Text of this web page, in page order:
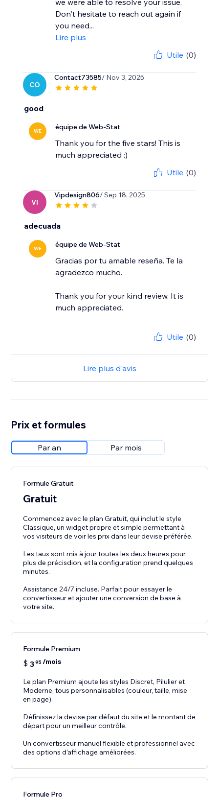
we were able to resolve your issue.
Don't hesitate to reach out again if
you need...
Lire plus
Utile (0)
CO
Contact73585/ Nov 3, 2025
good
WE équipe de Web-Stat
Thank you for the five stars! This is
much appreciated :)
Utile (0)
VI
Vipdesign806/ Sep 18, 2025
adecuada
WE équipe de Web-Stat
Gracias por tu amable reseña. Te la
agradezco mucho.
Thank you for your kind review. It is
much appreciated.
Utile (0)
Lire plus d'avis
Prix et formules
Par an Par mois
Formule Gratuit
Gratuit
Commencez avec le plan Gratuit, qui inclut le style
Classique, un widget propre et simple permettant à
vos visiteurs de voir les prix dans leur devise préférée.
Les taux sont mis à jour toutes les deux heures pour
plus de précisdion, et la configuration prend quelques
minutes.
Assistance 24/7 incluse. Parfait pour essayer le
convertisseur et ajouter une conversion de base à
votre site.
Formule Premium
$ 395/mois
Le plan Premium ajoute les styles Discret, Pilulier et
Moderne, tous personnalisables (couleur, taille, mise
en page).
Définissez la devise par défaut du site et le montant de
départ pour un meilleur contrôle.
Un convertisseur manuel flexible et professionnel avec
des options d’affichage améliorées.
Formule Pro